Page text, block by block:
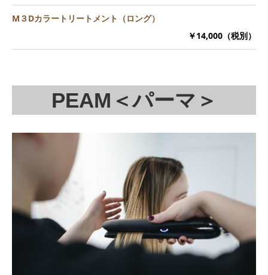
M３Dカラートリートメント（ロング）
￥14,000（税別）
PEAM＜パーマ＞